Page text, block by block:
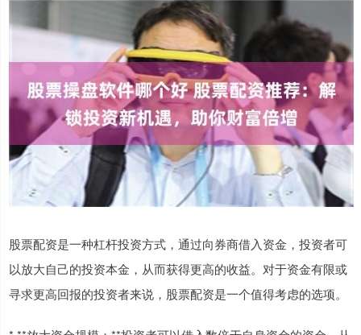
股票配资是一种杠杆投资方式，通过向券商借入资金，投资者可
以放大自己的投资本金，从而获得更高的收益。对于资金有限或
寻求更高回报的投资者来说，股票配资是一个值得考虑的选项。